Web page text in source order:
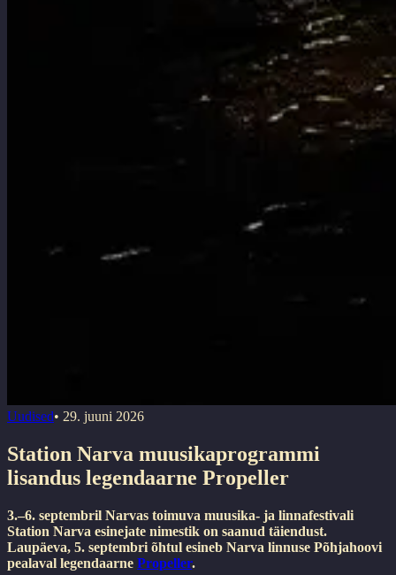
Uudised• 29. juuni 2026
Station Narva muusikaprogrammi
lisandus legendaarne Propeller
3.–6. septembril Narvas toimuva muusika- ja linnafestivali
Station Narva esinejate nimestik on saanud täiendust.
Laupäeva, 5. septembri õhtul esineb Narva linnuse Põhjahoovi
pealaval legendaarne Propeller.